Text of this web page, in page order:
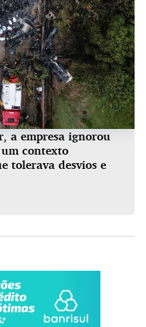
a empresa ignorou
contexto
tolerava desvios e